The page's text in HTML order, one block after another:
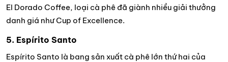
El Dorado Coffee, loại cà phê đã giành nhiều giải thưởng
danh giá như Cup of Excellence.
5. Espírito Santo
Espírito Santo là bang sản xuất cà phê lớn thứ hai của